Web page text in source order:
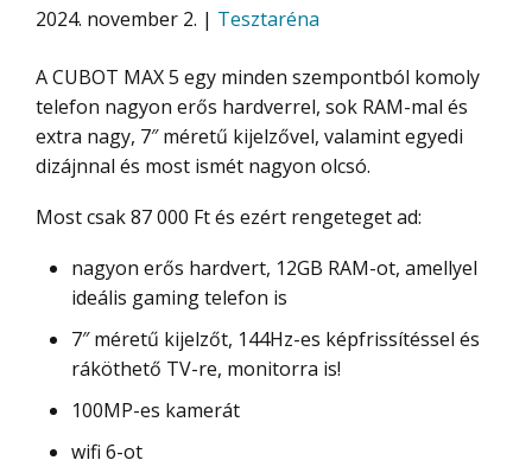
2024. november 2. | Tesztaréna
A CUBOT MAX 5 egy minden szempontból komoly
telefon nagyon erős hardverrel, sok RAM-mal és
extra nagy, 7″ méretű kijelzővel, valamint egyedi
dizájnnal és most ismét nagyon olcsó.
Most csak 87 000 Ft és ezért rengeteget ad:
nagyon erős hardvert, 12GB RAM-ot, amellyel
ideális gaming telefon is
7″ méretű kijelzőt, 144Hz-es képfrissítéssel és
ráköthető TV-re, monitorra is!
100MP-es kamerát
wifi 6-ot